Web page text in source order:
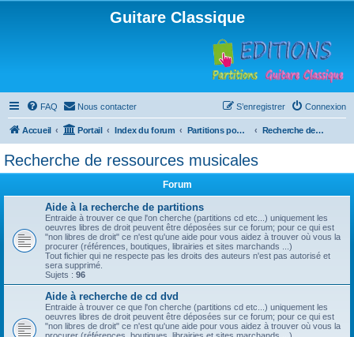
Guitare Classique
FAQ Nous contacter Connexion
S’enregistrer
Accueil Portail Index du forum Partitions pour guitare en libre téléchargement Recherche de ressources musicales
Recherche de ressources musicales
Forum
Aide à la recherche de partitions
Entraide à trouver ce que l'on cherche (partitions cd etc...) uniquement les
oeuvres libres de droit peuvent être déposées sur ce forum; pour ce qui est
"non libres de droit" ce n'est qu'une aide pour vous aidez à trouver où vous la
procurer (références, boutiques, librairies et sites marchands ...)
Tout fichier qui ne respecte pas les droits des auteurs n'est pas autorisé et
sera supprimé.
Sujets : 96
Aide à recherche de cd dvd
Entraide à trouver ce que l'on cherche (partitions cd etc...) uniquement les
oeuvres libres de droit peuvent être déposées sur ce forum; pour ce qui est
"non libres de droit" ce n'est qu'une aide pour vous aidez à trouver où vous la